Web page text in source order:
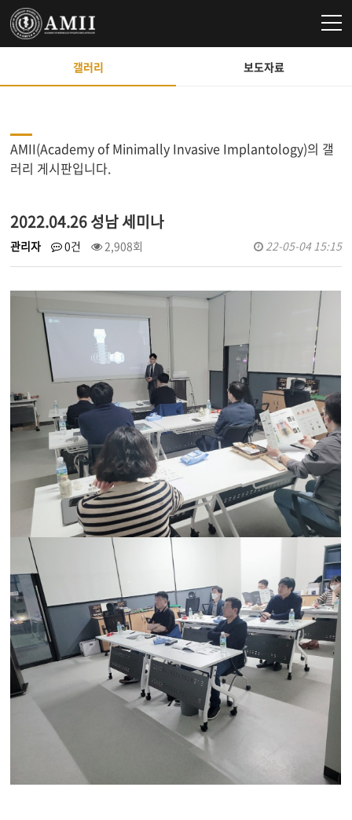
갤러리 보도자료
AMII(Academy of Minimally Invasive Implantology)의 갤
러리 게시판입니다.
2022.04.26 성남 세미나
관리자 0건 2,908회 22-05-04 15:15